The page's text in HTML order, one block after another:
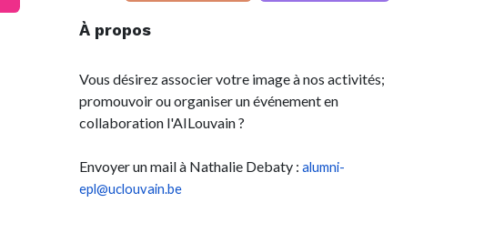
À propos
Vous désirez associer votre image à nos activités;
promouvoir ou organiser un événement en
collaboration l'AILouvain ?
Envoyer un mail à Nathalie Debaty : alumni-
epl@uclouvain.be